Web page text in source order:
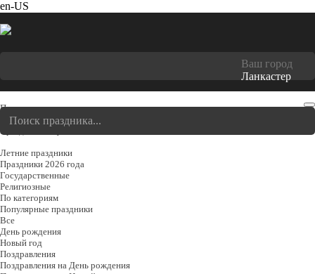
en-US
Ваш город
Ланкастер
Праздники
Cегодня
Праздники августя
Летние праздники
Праздники 2026 года
Государственные
Религиозные
По категориям
Популярные праздники
Все
День рождения
Новый год
Поздравления
Поздравления на День рождения